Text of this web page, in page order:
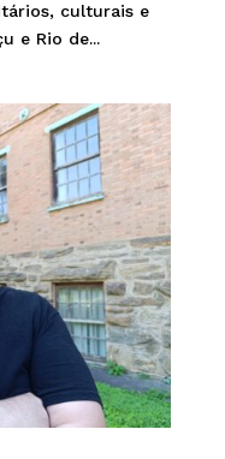
culturais e
e Rio de...